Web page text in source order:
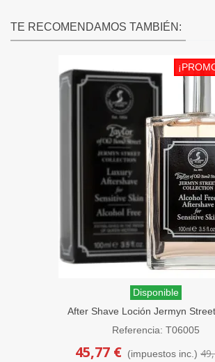
TE RECOMENDAMOS TAMBIÉN:
Disponible
After Shave Loción Jermyn
of Old Bond Street 100ml
Referencia: T06005
45,77 € (impuestos inc.)